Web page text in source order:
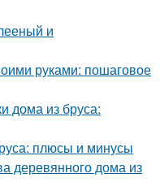
и
руками: пошаговое
дома из бруса:
плюсы и минусы
деревянного дома из